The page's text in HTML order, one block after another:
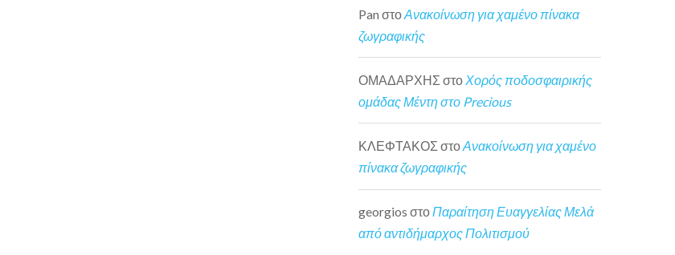
Pan στοΑνακοίνωση για χαμένο πίνακα
ζωγραφικής
ΟΜΑΔΑΡΧΗΣ στο Χορός ποδοσφαιρικής
ομάδας Μέντη στο Precious
ΚΛΕΦΤΑΚΟΣ στοΑνακοίνωση για χαμένο
πίνακα ζωγραφικής
georgios στοΠαραίτηση Ευαγγελίας Μελά
από αντιδήμαρχος Πολιτισμού